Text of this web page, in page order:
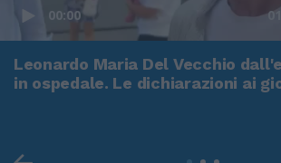
00:00
Leonardo Maria Del Vecchio
in ospedale. Le dichiarazioni ai